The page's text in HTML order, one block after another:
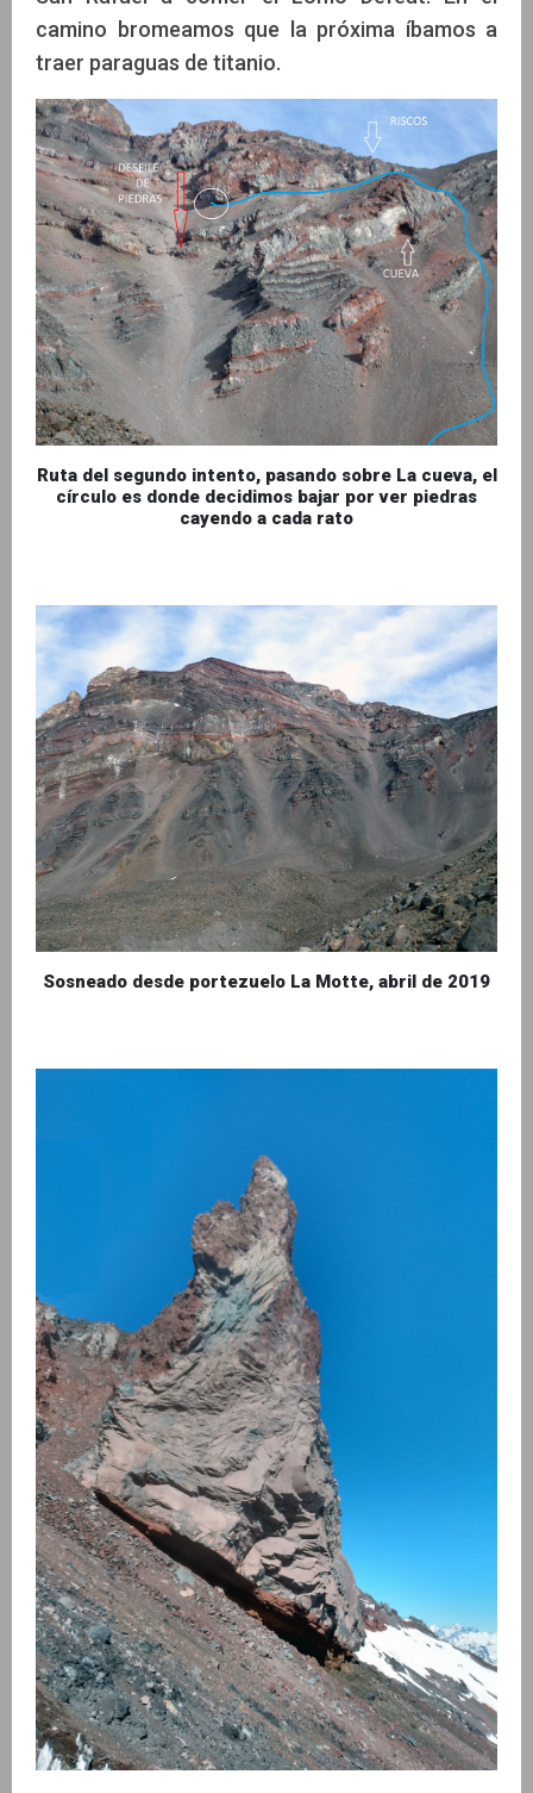
camino bromeamos que la próxima íbamos a
traer paraguas de titanio.
Ruta del segundo intento, pasando sobre La cueva, el
círculo es donde decidimos bajar por ver piedras
cayendo a cada rato
Sosneado desde portezuelo La Motte, abril de 2019